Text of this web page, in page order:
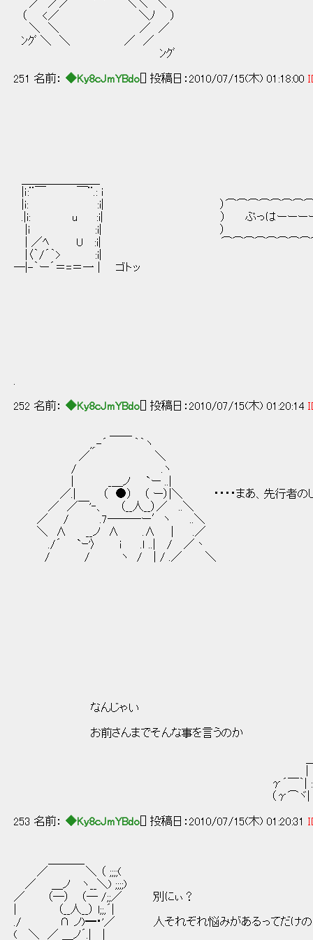
／ ／／￣ ｀ ⌒ ´￣＼＼ ＼
（ <／ ＼ﾉ ）
＼ ＼ ／ ／
ﾝｸﾞ ＼ ＼ ／ ／
ﾝｸﾞ
251 名前： ◆Ky8cJmYBdo [] 投稿日：2010/07/15(木) 01:18:00
|ｉ:¨￣ ￣¨.: i
|i: :i| ）
.|i: u :i| ） ぷっはーーー
|i :i| ）
| ／ﾍ U :i|
|〈｀/´｀> :i|
─|-｀ー´＝=＝一 | ゴトッ
252 名前： ◆Ky8cJmYBdo [] 投稿日：2010/07/15(木) 01:20:14
,,.-´ ｀｀ヽ
／ ＼
/ .ヽ
| _＿ノ `ー ..|
／.| （ ●） （ ー）|＼ ・・・・まあ、先行者のじい
／ ／￣'‐、 （__人__）／ ..＼
／ / .7───ー′ヽ ..＼
＼ ∧ __ノ ∧ .∧ | .／
./´ `ｰ'〉 i .ｌ ..| / ／丶
/ / ヽ / | / .／ ＼
なんじゃい /（(_)
お前さんまでそんな事を言うのか
γ´￣｀| :|__r-r-r-rt-/ | | ヽﾍ
（γ⌒ヾ| :| )）|i1||i|il// | :| ヽﾍ
253 名前： ◆Ky8cJmYBdo [] 投稿日：2010/07/15(木) 01:20:31
／ ＼ （ ;;;;(
／ ＿ノ ヽ__＼) ;;;;)
／ （─） （─ /;;／ 別にぃ？
| （__人__） l;;,´|
./ ∩ ノ)━・'／ 人それぞれ悩みがあるってだけの
( ＼ ／ ＿ノ´.| |